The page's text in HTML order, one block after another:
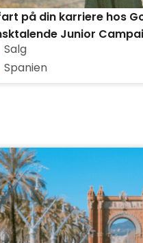
på din karriere hos
Junior
i Barcelona!
Salg
Spanien